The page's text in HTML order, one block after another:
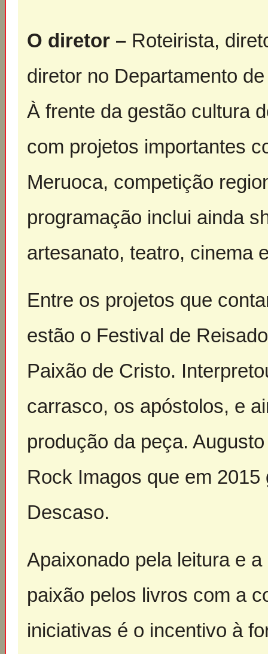
O diretor – Roteirista,
diretor no Departamento
À frente da gestão cultura
com projetos importantes
Meruoca, competição
programação inclui ainda
artesanato, teatro, cinema
Entre os projetos que
estão o Festival de
Paixão de Cristo.
carrasco, os apóstolos, e
produção da peça.
Rock Imagos que em
Descaso.
Apaixonado pela leitura e
paixão pelos livros com a
iniciativas é o incentivo à